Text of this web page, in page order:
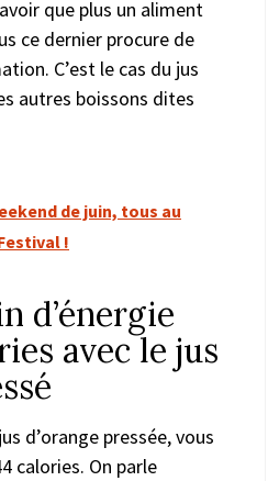
que plus un aliment
ce dernier procure de
C’est le cas du jus
autres boissons dites
de juin, tous au
!
d’énergie
avec le jus
d’orange pressée, vous
calories. On parle